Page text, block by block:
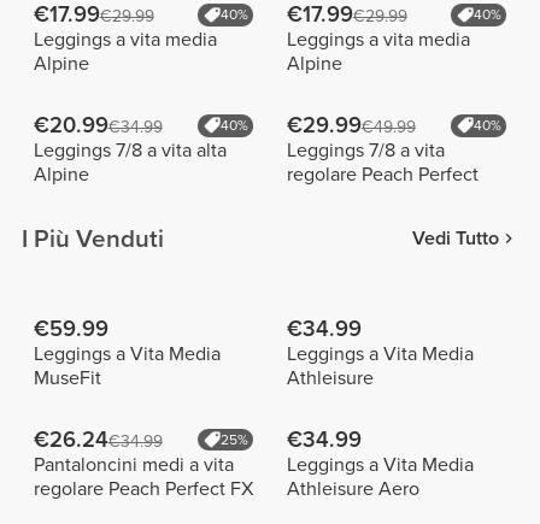
€17.99€29.99 40%
Leggings a vita media
Alpine
€17.99€29.99 40%
Leggings a vita media
Alpine
€20.99€34.99 40%
Leggings 7/8 a vita alta
Alpine
€29.99€49.99 40%
Leggings 7/8 a vita
regolare Peach Perfect
I Più Venduti Vedi Tutto
€59.99
Leggings a Vita Media
MuseFit
€34.99
Leggings a Vita Media
Athleisure
€26.24€34.99 25%
Pantaloncini medi a vita
regolare Peach Perfect FX
€34.99
Leggings a Vita Media
Athleisure Aero